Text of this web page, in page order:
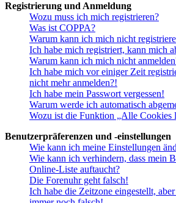
Registrierung und Anmeldung
Wozu muss ich mich registrieren?
Was ist COPPA?
Warum kann ich mich nicht
Ich habe mich registriert, kann mich
Warum kann ich mich nicht
Ich habe mich vor einiger Zeit
nicht mehr anmelden?!
Ich habe mein Passwort vergessen!
Warum werde ich automatisch
Wozu ist die Funktion „Alle Cookies
Benutzerpräferenzen und -einstellungen
Wie kann ich meine Einstellungen
Wie kann ich verhindern, dass mein
Online-Liste auftaucht?
Die Forenuhr geht falsch!
Ich habe die Zeitzone eingestellt,